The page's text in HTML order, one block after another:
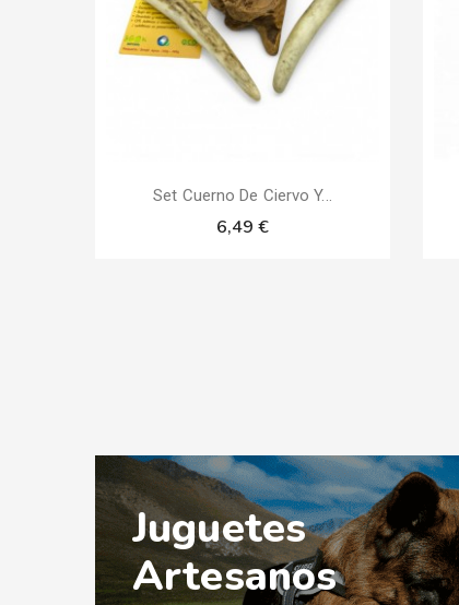
Set Cuerno De Ciervo Y...
6,49 €
Juguetes
Artesanos